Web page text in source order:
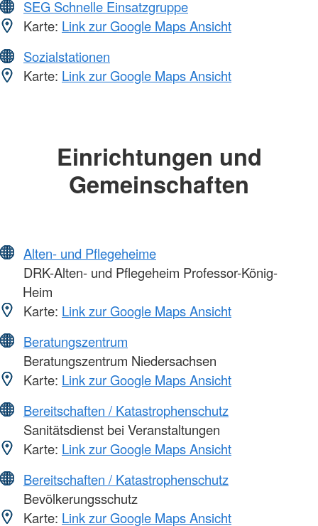
SEG Schnelle Einsatzgruppe
Karte: Link zur Google Maps Ansicht
Sozialstationen
Karte: Link zur Google Maps Ansicht
Einrichtungen und
Gemeinschaften
Alten- und Pflegeheime
DRK-Alten- und Pflegeheim Professor-König-
Heim
Karte: Link zur Google Maps Ansicht
Beratungszentrum
Beratungszentrum Niedersachsen
Karte: Link zur Google Maps Ansicht
Bereitschaften / Katastrophenschutz
Sanitätsdienst bei Veranstaltungen
Karte: Link zur Google Maps Ansicht
Bereitschaften / Katastrophenschutz
Bevölkerungsschutz
Karte: Link zur Google Maps Ansicht